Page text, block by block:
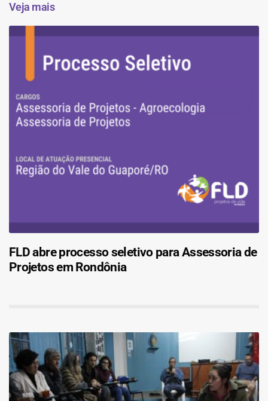
Veja mais
FLD abre processo seletivo para Assessoria de
Projetos em Rondônia